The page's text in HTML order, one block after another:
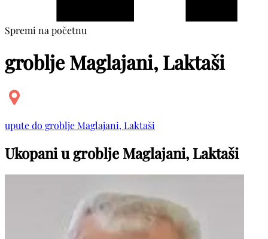
Spremi na početnu
groblje Maglajani, Laktaši
upute do groblje Maglajani, Laktaši
Ukopani u groblje Maglajani, Laktaši